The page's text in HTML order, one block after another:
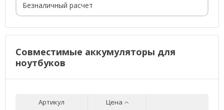
Безналичный расчет
Совместимые аккумуляторы для
ноутбуков
Артикул
Цена